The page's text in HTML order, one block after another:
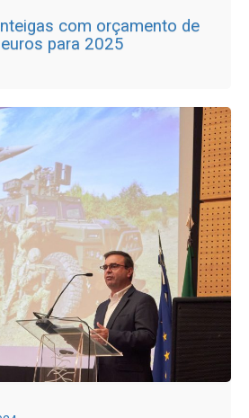
com orçamento de
para 2025